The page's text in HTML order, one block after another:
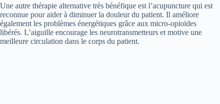
Une autre thérapie alternative très bénéfique est l’acupuncture qui est
reconnue pour aider à diminuer la douleur du patient. Il améliore
également les problèmes énergétiques grâce aux micro-opioïdes
libérés. L’aiguille encourage les neurotransmetteurs et motive une
meilleure circulation dans le corps du patient.